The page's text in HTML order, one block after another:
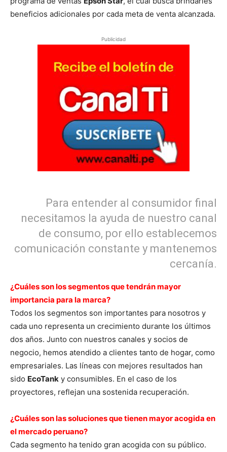
beneficios adicionales por cada meta de venta alcanzada.
Publicidad
Para entender al consumidor final
necesitamos la ayuda de nuestro canal
de consumo, por ello establecemos
comunicación constante y mantenemos
cercanía.
¿Cuáles son los segmentos que tendrán mayor
importancia para la marca?
Todos los segmentos son importantes para nosotros y
cada uno representa un crecimiento durante los últimos
dos años. Junto con nuestros canales y socios de
negocio, hemos atendido a clientes tanto de hogar, como
empresariales. Las líneas con mejores resultados han
sido EcoTank y consumibles. En el caso de los
proyectores, reflejan una sostenida recuperación.
¿Cuáles son las soluciones que tienen mayor acogida en
el mercado peruano?
Cada segmento ha tenido gran acogida con su público.